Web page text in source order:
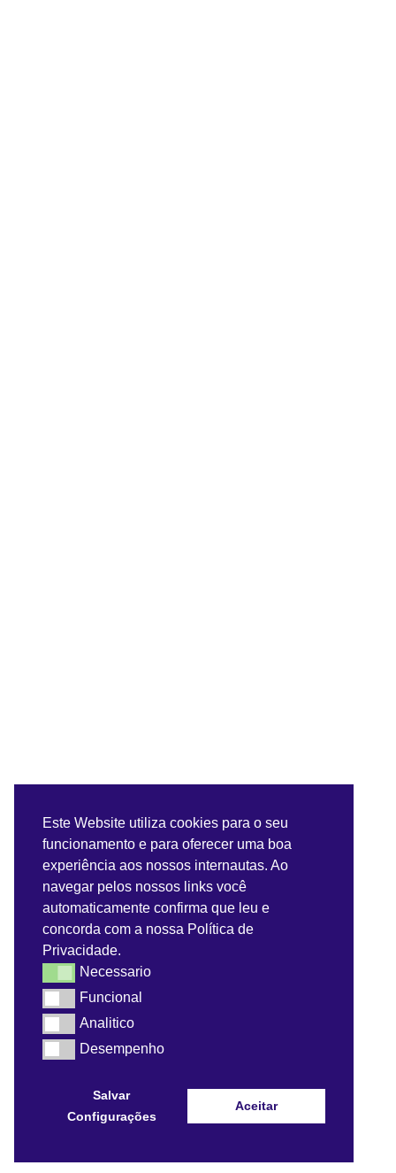
Este Website utiliza cookies para o seu
funcionamento e para oferecer uma boa
experiência aos nossos internautas. Ao
navegar pelos nossos links você
automaticamente confirma que leu e
concorda com a nossa Política de
Privacidade.
NecessarioNecessario
FuncionalFuncional
AnaliticoAnalitico
Desempenho
Desempenho
Salvar
Configurações
Aceitar